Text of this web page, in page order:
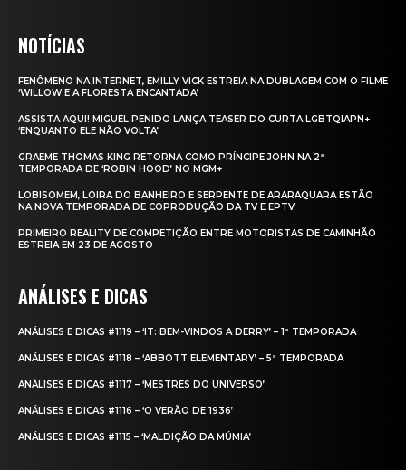
NOTÍCIAS
FENÔMENO NA INTERNET, EMILLY VICK ESTREIA NA DUBLAGEM COM O FILME
‘WILLOW E A FLORESTA ENCANTADA’
ASSISTA AQUI! MIGUEL PENIDO LANÇA TEASER DO CURTA LGBTQIAPN+
‘ENQUANTO ELE NÃO VOLTA’
GRAEME THOMAS KING RETORNA COMO PRÍNCIPE JOHN NA 2ª
TEMPORADA DE ‘ROBIN HOOD’ NO MGM+
LOBISOMEM, LOIRA DO BANHEIRO E SERPENTE DE ARARAQUARA ESTÃO
NA NOVA TEMPORADA DE COPRODUÇÃO DA TV E EPTV
PRIMEIRO REALITY DE COMPETIÇÃO ENTRE MOTORISTAS DE CAMINHÃO
ESTREIA EM 23 DE AGOSTO
ANÁLISES E DICAS
ANÁLISES E DICAS #1119 – ‘IT: BEM-VINDOS A DERRY’ – 1ª TEMPORADA
ANÁLISES E DICAS #1118 – ‘ABBOTT ELEMENTARY’ – 5ª TEMPORADA
ANÁLISES E DICAS #1117 – ‘MESTRES DO UNIVERSO’
ANÁLISES E DICAS #1116 – ‘O VERÃO DE 1936’
ANÁLISES E DICAS #1115 – ‘MALDIÇÃO DA MÚMIA’